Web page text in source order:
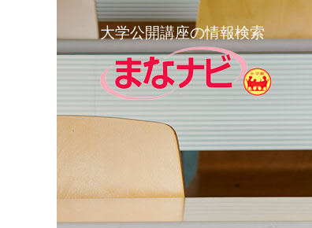
大学公開講座の情報検索